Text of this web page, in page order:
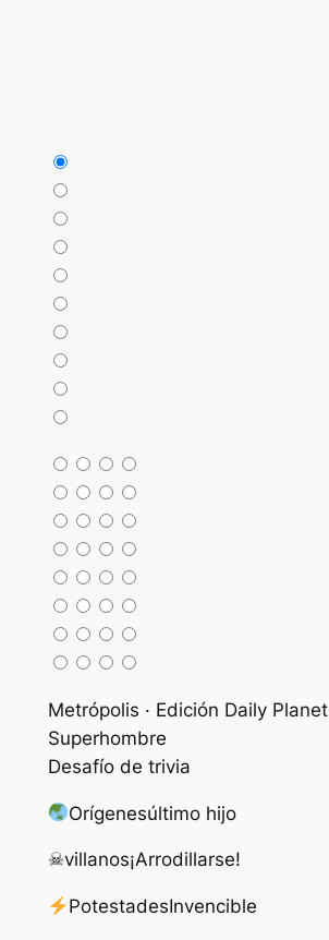
Metrópolis · Edición Daily Planet
Superhombre
Desafío de trivia
Orígenesúltimo hijo
☠villanos¡Arrodillarse!
PotestadesInvencible